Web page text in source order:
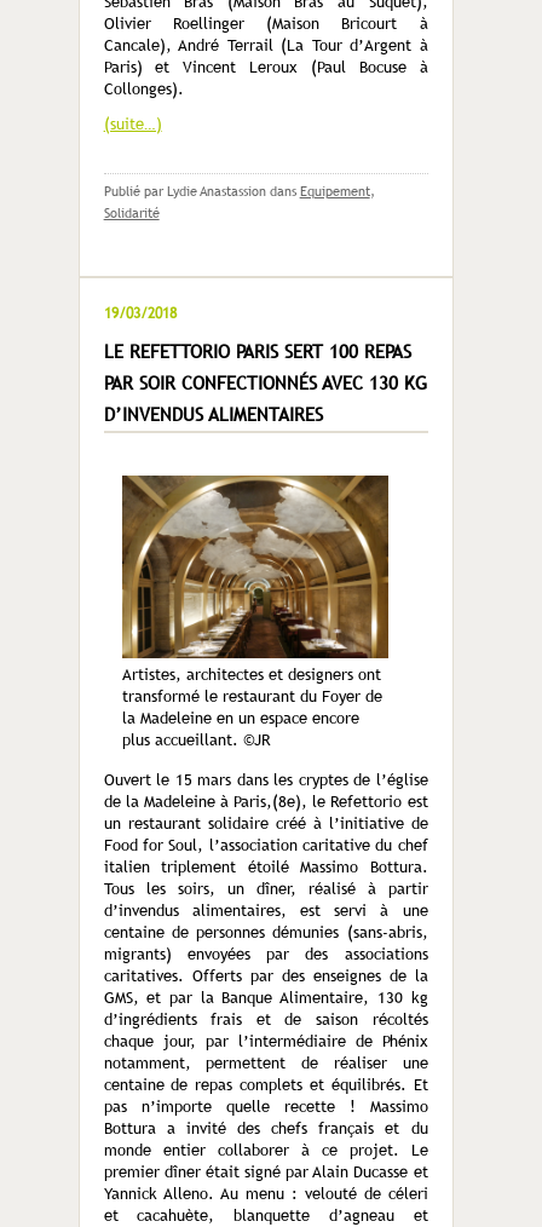
Olivier Roellinger (Maison Bricourt à
Cancale), André Terrail (La Tour d’Argent à
Paris) et Vincent Leroux (Paul Bocuse à
Collonges).
(suite…)
Publié par Lydie Anastassion dans Equipement,
Solidarité
19/03/2018
LE REFETTORIO PARIS SERT 100 REPAS
PAR SOIR CONFECTIONNÉS AVEC 130 KG
D’INVENDUS ALIMENTAIRES
Artistes, architectes et designers ont
transformé le restaurant du Foyer de
la Madeleine en un espace encore
plus accueillant. ©JR
Ouvert le 15 mars dans les cryptes de l’église
de la Madeleine à Paris,(8e), le Refettorio est
un restaurant solidaire créé à l’initiative de
Food for Soul, l’association caritative du chef
italien triplement étoilé Massimo Bottura.
Tous les soirs, un dîner, réalisé à partir
d’invendus alimentaires, est servi à une
centaine de personnes démunies (sans-abris,
migrants) envoyées par des associations
caritatives. Offerts par des enseignes de la
GMS, et par la Banque Alimentaire, 130 kg
d’ingrédients frais et de saison récoltés
chaque jour, par l’intermédiaire de Phénix
notamment, permettent de réaliser une
centaine de repas complets et équilibrés. Et
pas n’importe quelle recette ! Massimo
Bottura a invité des chefs français et du
monde entier collaborer à ce projet. Le
premier dîner était signé par Alain Ducasse et
Yannick Alleno. Au menu : velouté de céleri
et cacahuète, blanquette d’agneau et